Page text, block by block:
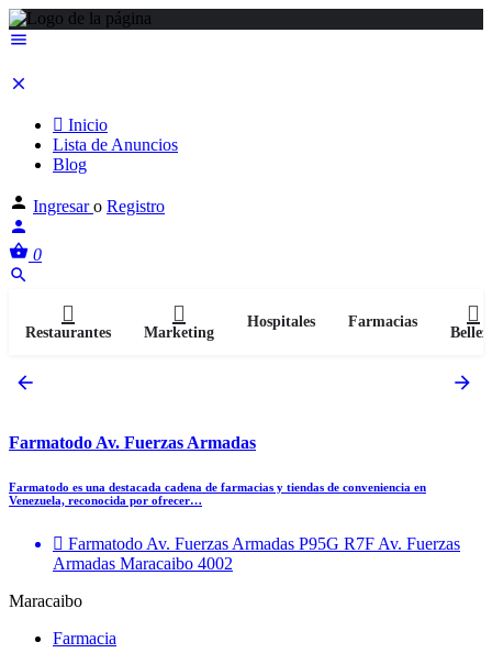
Inicio
Lista de Anuncios
Blog
Ingresaro Registro
0
Restaurantes Marketing
Hospitales Farmacias
Farmatodo Av. Fuerzas Armadas
Farmatodo es una destacada cadena de farmacias y tiendas de conveniencia en
Venezuela, reconocida por ofrecer…
Farmatodo Av. Fuerzas Armadas P95G R7F Av. Fuerzas
Armadas Maracaibo 4002
Maracaibo
Farmacia